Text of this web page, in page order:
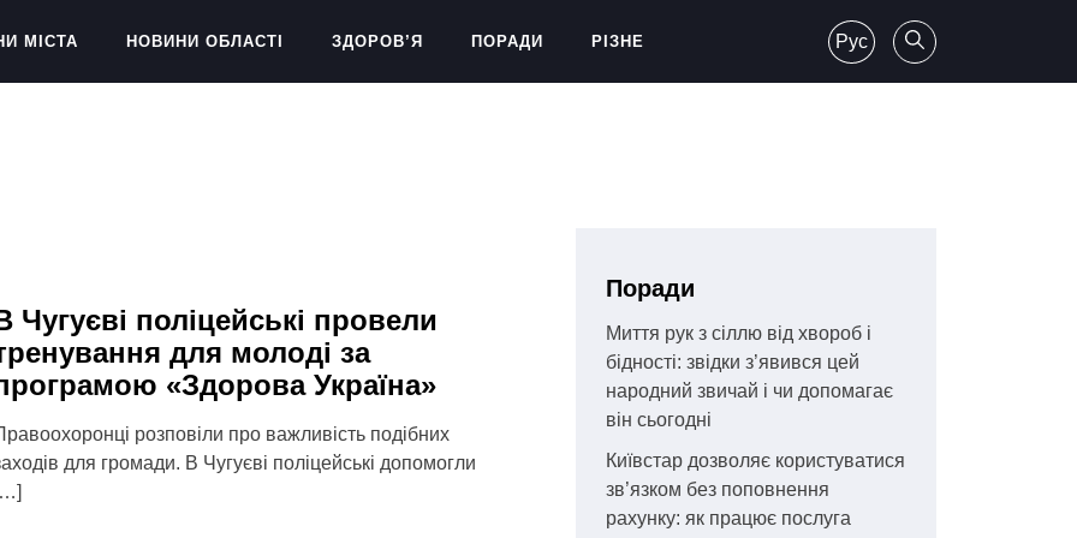
МІСТА НОВИНИ ОБЛАСТІ ЗДОРОВ’Я ПОРАДИ РІЗНЕ Рус
Чугуєві поліцейські провели
для молоді за
«Здорова Україна»
розповіли про важливість подібних
для громади. В Чугуєві поліцейські допомогли
Поради
Миття рук з сіллю від хвороб і
бідності: звідки з’явився цей
народний звичай і чи допомагає
він сьогодні
Київстар дозволяє користуватися
зв’язком без поповнення
рахунку: як працює послуга